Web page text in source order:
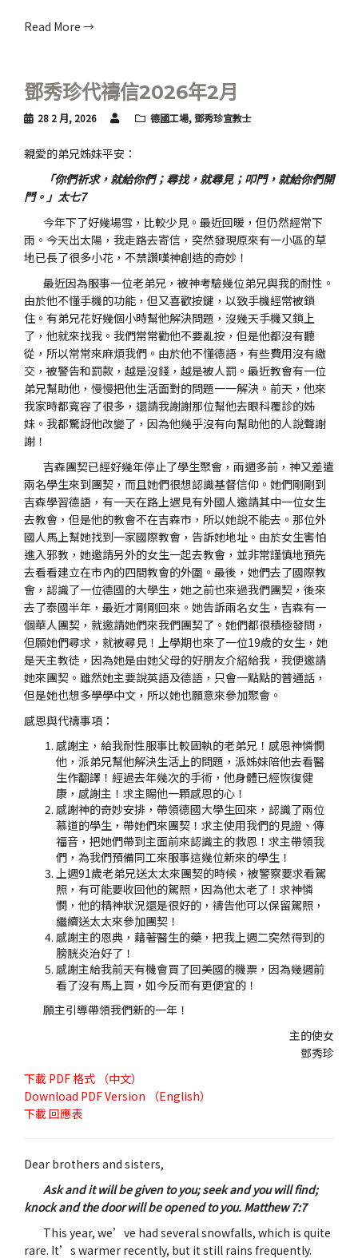
Read More →
鄧秀珍代禱信2026年2月
28 2 月, 2026 德國工場,鄧秀珍宣教士
親愛的弟兄姊妹平安：
「你們祈求，就給你們；尋找，就尋見；叩門，就給你們開
門。」太七7
今年下了好幾場雪，比較少見。最近回暖，但仍然經常下
雨。今天出太陽，我走路去寄信，突然發現原來有一小區的草
地已長了很多小花，不禁讚嘆神創造的奇妙！
最近因為服事一位老弟兄，被神考驗幾位弟兄與我的耐性。
由於他不懂手機的功能，但又喜歡按鍵，以致手機經常被鎖
住。有弟兄花好幾個小時幫他解決問題，沒幾天手機又鎖上
了，他就來找我。我們常常勸他不要亂按，但是他都沒有聽
從，所以常常來麻煩我們。由於他不懂德語，有些費用沒有繳
交，被警告和罰款，越是沒錢，越是被人罰。最近教會有一位
弟兄幫助他，慢慢把他生活面對的問題一一解決。前天，他來
我家時都寬容了很多，還請我謝謝那位幫他去眼科覆診的姊
妹。我都驚訝他改變了，因為他幾乎沒有向幫助他的人說聲謝
謝！
吉森團契已經好幾年停止了學生聚會，兩週多前，神又差遣
兩名學生來到團契，而且她們很想認識基督信仰。她們剛剛到
吉森學習德語，有一天在路上遇見有外國人邀請其中一位女生
去教會，但是他的教會不在吉森市，所以她說不能去。那位外
國人馬上幫她找到一家國際教會，告訴她地址。由於女生害怕
進入邪教，她邀請另外的女生一起去教會，並非常謹慎地預先
去看看建立在市內的四間教會的外圍。最後，她們去了國際教
會，認識了一位德國的大學生，她之前也來過我們團契，後來
去了泰國半年，最近才剛剛回來。她告訴兩名女生，吉森有一
個華人團契，就邀請她們來我們團契了。她們都很積極發問，
但願她們尋求，就被尋見！上學期也來了一位19歲的女生，她
是天主教徒，因為她是由她父母的好朋友介紹給我，我便邀請
她來團契。雖然她主要說英語及德語，只會一點點的普通話，
但是她也想多學學中文，所以她也願意來參加聚會。
感恩與代禱事項：
感謝主，給我耐性服事比較固執的老弟兄！感恩神憐憫
他，派弟兄幫他解決生活上的問題，派姊妹陪他去看醫
生作翻譯！經過去年幾次的手術，他身體已經恢復健
康，感謝主！求主賜他一顆感恩的心！
感謝神的奇妙安排，帶領德國大學生回來，認識了兩位
慕道的學生，帶她們來團契！求主使用我們的見證、傳
福音，把她們帶到主面前來認識主的救恩！求主帶領我
們，為我們預備同工來服事這幾位新來的學生！
上週91歲老弟兄送太太來團契的時候，被警察要求看駕
照，有可能要收回他的駕照，因為他太老了！求神憐
憫，他的精神狀況還是很好的，禱告他可以保留駕照，
繼續送太太來參加團契！
感謝主的恩典，藉著醫生的藥，把我上週二突然得到的
膀胱炎治好了！
感謝主給我前天有機會買了回美國的機票，因為幾週前
看了沒有馬上買，如今反而有更便宜的！
願主引導帶領我們新的一年！
主的使女
鄧秀珍
下載 PDF 格式 （中文）
Download PDF Version （English）
下載回應表
Dear brothers and sisters,
Ask and it will be given to you; seek and you will find;
knock and the door will be opened to you. Matthew 7:7
This year, we’ve had several snowfalls, which is quite
rare. It’s warmer recently, but it still rains frequently.